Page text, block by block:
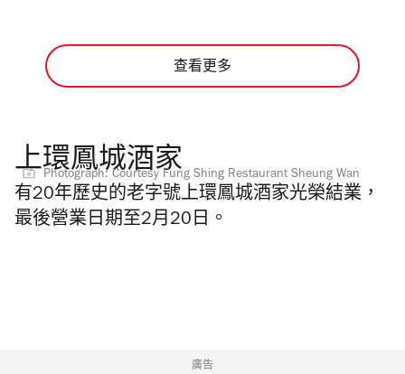
查看更多
上環鳳城酒家
Photograph: Courtesy Fung Shing Restaurant Sheung Wan
有20年歷史的老字號上環鳳城酒家光榮結業，
最後營業日期至2月20日。
廣告